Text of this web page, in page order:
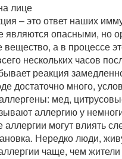
лице
– это ответ наших
опасными, но
а в процессе
нескольких часов
реакция
достаточно много,
мед,
аллергию у
аллергии могут влиять
Нередко люди,
чаще, чем жители